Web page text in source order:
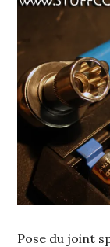
Pose du joint